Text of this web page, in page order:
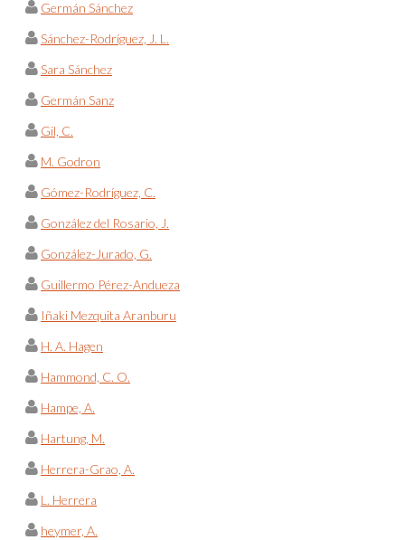
Germán Sánchez
Sánchez-Rodríguez, J. L.
Sara Sánchez
Germán Sanz
Gil, C.
M. Godron
Gómez-Rodríguez, C.
González del Rosario, J.
González-Jurado, G.
Guillermo Pérez-Andueza
Iñaki Mezquita Aranburu
H. A. Hagen
Hammond, C. O.
Hampe, A.
Hartung, M.
Herrera-Grao, A.
L. Herrera
heymer, A.